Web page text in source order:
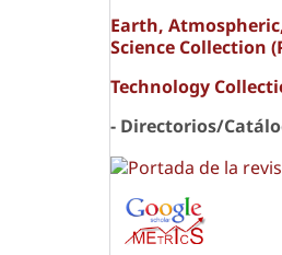
Earth,
Science Collection
Technology
- Directorios/